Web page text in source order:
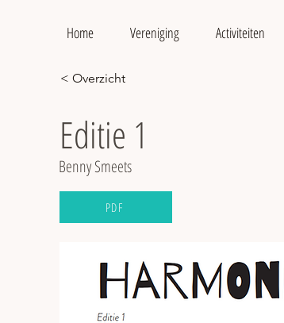
Home Vereniging Activiteiten
< Overzicht
Editie 1
Benny Smeets
PDF